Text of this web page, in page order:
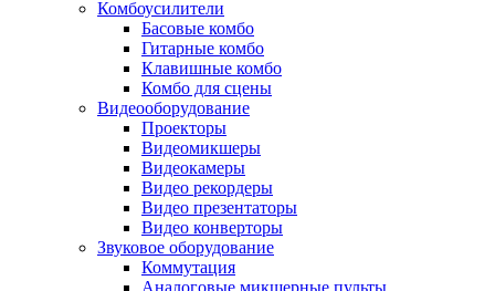
Комбоусилители
Басовые комбо
Гитарные комбо
Клавишные комбо
Комбо для сцены
Видеооборудование
Проекторы
Видеомикшеры
Видеокамеры
Видео рекордеры
Видео презентаторы
Видео конверторы
Звуковое оборудование
Коммутация
Аналоговые микшерные пульты